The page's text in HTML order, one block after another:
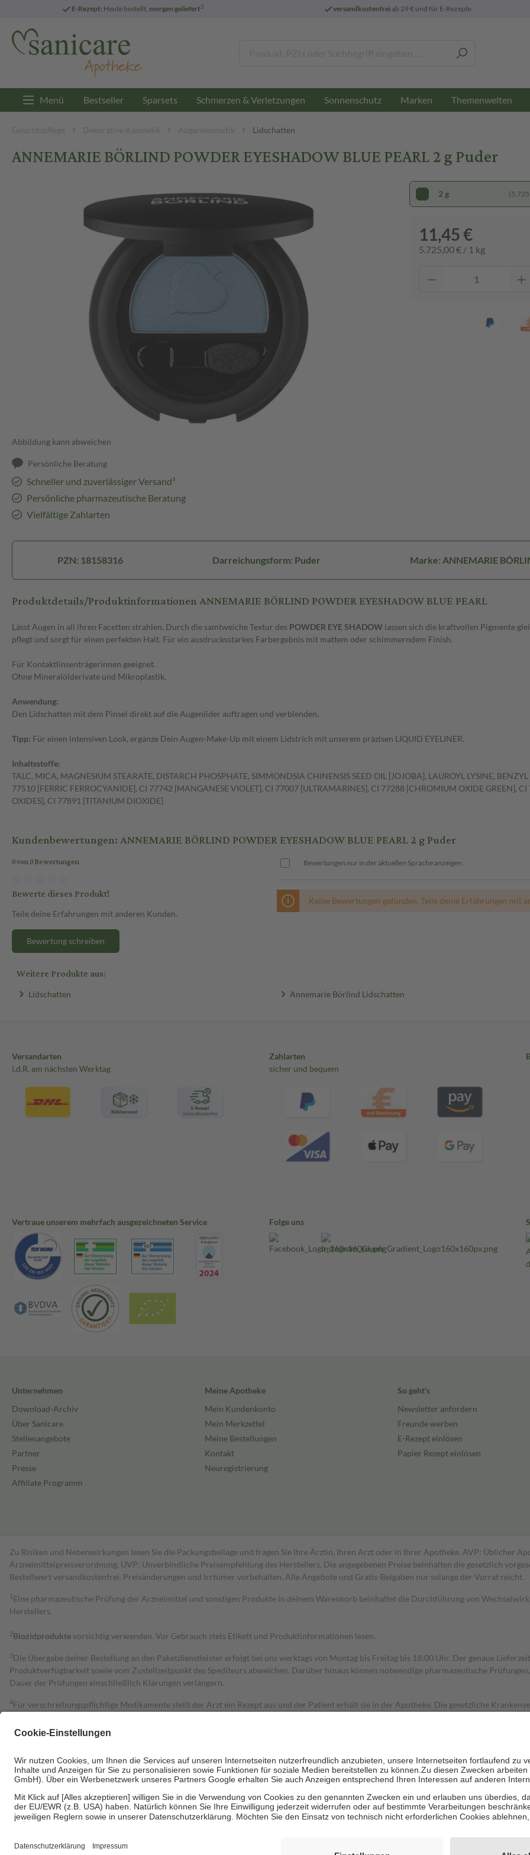
E-Rezept: Heute bestellt, morgen geliefert3 versandkostenfreiab 29 € und für E-Rezepte
Menü Bestseller Sparsets Schmerzen & Verletzungen Sonnenschutz Marken Themenwelten
Gesichtspflege Dekorative Kosmetik Augenkosmetik Lidschatten
ANNEMARIE BÖRLIND POWDER EYESHADOW BLUE PEARL 2 g Puder
Abbildung kann abweichen
Persönliche Beratung
Schneller und zuverlässiger Versand³
Persönliche pharmazeutische Beratung
Vielfältige Zahlarten
2 g
11,45 €
5.725,00 € / 1 kg
PZN: 18158316 Darreichungsform: Puder Marke: ANNEMARIE
Produktdetails/Produktinformationen ANNEMARIE BÖRLIND POWDER EYESHADOW BLUE PEARL
Lässt Augen in all ihren Facetten strahlen. Durch die samtweiche Textur des POWDER EYE SHADOW lassen sich die kraftvollen Pigmente
pflegt und sorgt für einen perfekten Halt. Für ein ausdrucksstarkes Farbergebnis mit mattem oder schimmerndem Finish.
Für Kontaktlinsenträgerinnen geeignet.
Ohne Mineralölderivate und Mikroplastik.
Anwendung:
Den Lidschatten mit dem Pinsel direkt auf die Augenlider auftragen und verblenden.
Tipp: Für einen intensiven Look, ergänze Dein Augen-Make-Up mit einem Lidstrich mit unserem präzisen LIQUID EYELINER.
Inhaltsstoffe:
TALC, MICA, MAGNESIUM STEARATE, DISTARCH PHOSPHATE, SIMMONDSIA CHINENSIS SEED OIL [JOJOBA], LAUROYL LYSINE,
77510 [FERRIC FERROCYANIDE], CI 77742 [MANGANESE VIOLET], CI 77007 [ULTRAMARINES], CI 77288 [CHROMIUM OXIDE GREEN],
OXIDES], CI 77891 [TITANIUM DIOXIDE]
Kundenbewertungen: ANNEMARIE BÖRLIND POWDER EYESHADOW BLUE PEARL 2 g Puder
0 von 0 Bewertungen
Bewerte dieses Produkt!
Teile deine Erfahrungen mit anderen Kunden.
Bewertung schreiben
Bewertungen nur in der aktuellen Sprache anzeigen.
Keine Bewertungen gefunden. Teile deine Erfahrungen mit
Weitere Produkte aus:
Lidschatten Annemarie Börlind Lidschatten
Versandarten
i.d.R. am nächsten Werktag
Zahlarten
sicher und bequem
Vertraue unserem mehrfach ausgezeichneten Service Folge uns
Unternehmen
Download-Archiv
Über Sanicare
Stellenangebote
Partner
Presse
Affiliate Programm
Meine Apotheke
Mein Kundenkonto
Mein Merkzettel
Meine Bestellungen
Kontakt
Neuregistrierung
So geht's
Newsletter anfordern
Freunde werben
E-Rezept einlösen
Papier Rezept einlösen
Zu Risiken und Nebenwirkungen lesen Sie die Packungsbeilage und fragen Sie Ihre Ärztin, Ihren Arzt oder in Ihrer Apotheke. AVP: Üblicher
Arzneimittelpreisverordnung. UVP: Unverbindliche Preisempfehlung des Herstellers. Die angegebenen Preise beinhalten die gesetzlich
Bestell­wert versand­kosten­frei. Preisänderungen und Irrtümer vorbehalten. Alle Angebote und Gratis-Beigaben nur solange der Vorrat reicht.
1 Eine pharmazeutische Prüfung der Arzneimittel und sonstigen Produkte in deinem Warenkorb beinhaltet die Durchführung von
Herstellers.
2Biozidproduktevorsichtig verwenden. Vor Gebrauch stets Etikett und Produktinformationen lesen.
3Die Übergabe deiner Bestellung an den Paketdienstleister erfolgt bei uns werktags von Montag bis Freitag bis 18:00 Uhr. Der genaue
Produktverfügbarkeit sowie vom Zustellzeitpunkt des Spediteurs abweichen. Darüber hinaus können notwendige pharmazeutische
Dauer der Prüfungen einschließlich Klärungen verlängern.
4Für verschreibungspflichtige Medikamente stellt der Arzt ein Rezept aus und der Patient erhält sie in der Apotheke. Die gesetzliche
Grundsätzlich leisten Mitglieder Zuzahlungen in Höhe von zehn Prozent des Abgabepreises,
Bei Heilmitteln und häuslicher Krankenpflege beträgt die Zuzahlung zehn Prozent der Kosten sowie zehn Euro je Verordnung.
Um das Engagement der Versicherten für ihre eigene Gesundheit zu stärken und die besondere Stellung der Familie zu unterstützen, fallen
• Untersuchungen zur Vorsorge und Früherkennung, die von der GKV getragen werden
• empfohlenen Schutzimpfungen
Wir nutzen Trusted Shops als unabhängigen Dienstleister für die Einholung von Bewertungen. Trusted Shops hat Maßnahmen getroffen, um